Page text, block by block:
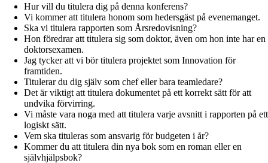
Hur vill du titulera dig på denna konferens?
Vi kommer att titulera honom som hedersgäst på evenemanget.
Ska vi titulera rapporten som Årsredovisning?
Hon föredrar att titulera sig som doktor, även om hon inte har en
doktorsexamen.
Jag tycker att vi bör titulera projektet som Innovation för
framtiden.
Titulerar du dig själv som chef eller bara teamledare?
Det är viktigt att titulera dokumentet på ett korrekt sätt för att
undvika förvirring.
Vi måste vara noga med att titulera varje avsnitt i rapporten på ett
logiskt sätt.
Vem ska tituleras som ansvarig för budgeten i år?
Kommer du att titulera din nya bok som en roman eller en
självhjälpsbok?